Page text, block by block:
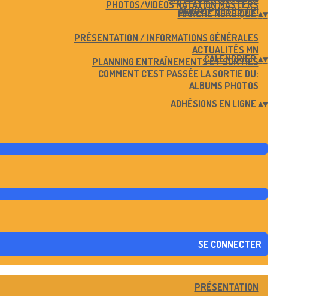
ALBUM PHOTOS TRI
PHOTOS/VIDÉOS NATATION MASTERS
MARCHE NORDIQUE▴▾
PRÉSENTATION / INFORMATIONS GÉNÉRALES
ACTUALITÉS MN
PLANNING ENTRAÎNEMENTS ET SORTIES
COMMENT C'EST PASSÉE LA SORTIE DU:
ALBUMS PHOTOS
CALENDRIER▴▾
ADHÉSIONS EN LIGNE ▴▾
SE CONNECTER
PRÉSENTATION